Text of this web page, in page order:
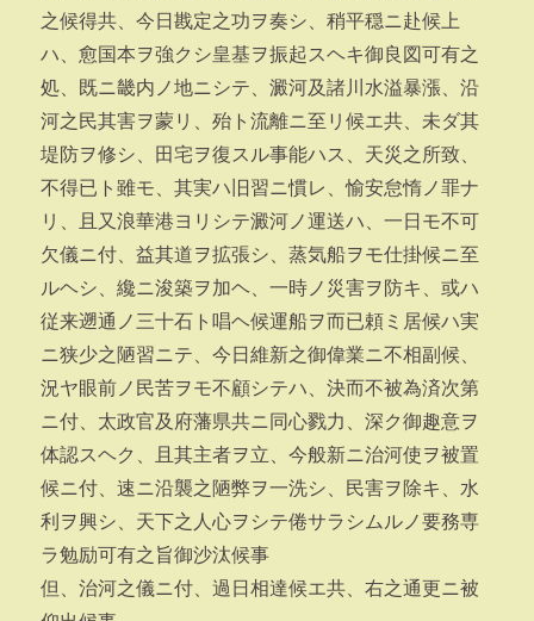
之候得共、今日戡定之功ヲ奏シ、稍平穏ニ赴候上
ハ、愈国本ヲ強クシ皇基ヲ振起スヘキ御良図可有之
処、既ニ畿内ノ地ニシテ、澱河及諸川水溢暴漲、沿
河之民其害ヲ蒙リ、殆ト流離ニ至リ候エ共、未ダ其
堤防ヲ修シ、田宅ヲ復スル事能ハス、天災之所致、
不得已ト雖モ、其実ハ旧習ニ慣レ、愉安怠惰ノ罪ナ
リ、且又浪華港ヨリシテ澱河ノ運送ハ、一日モ不可
欠儀ニ付、益其道ヲ拡張シ、蒸気船ヲモ仕掛候ニ至
ルヘシ、纔ニ浚築ヲ加ヘ、一時ノ災害ヲ防キ、或ハ
従来遡通ノ三十石ト唱ヘ候運船ヲ而已頼ミ居候ハ実
ニ狭少之陋習ニテ、今日維新之御偉業ニ不相副候、
況ヤ眼前ノ民苦ヲモ不顧シテハ、決而不被為済次第
ニ付、太政官及府藩県共ニ同心戮力、深ク御趣意ヲ
体認スヘク、且其主者ヲ立、今般新ニ治河使ヲ被置
候ニ付、速ニ沿襲之陋弊ヲ一洗シ、民害ヲ除キ、水
利ヲ興シ、天下之人心ヲシテ倦サラシムルノ要務専
ラ勉励可有之旨御沙汰候事
但、治河之儀ニ付、過日相達候エ共、右之通更ニ被